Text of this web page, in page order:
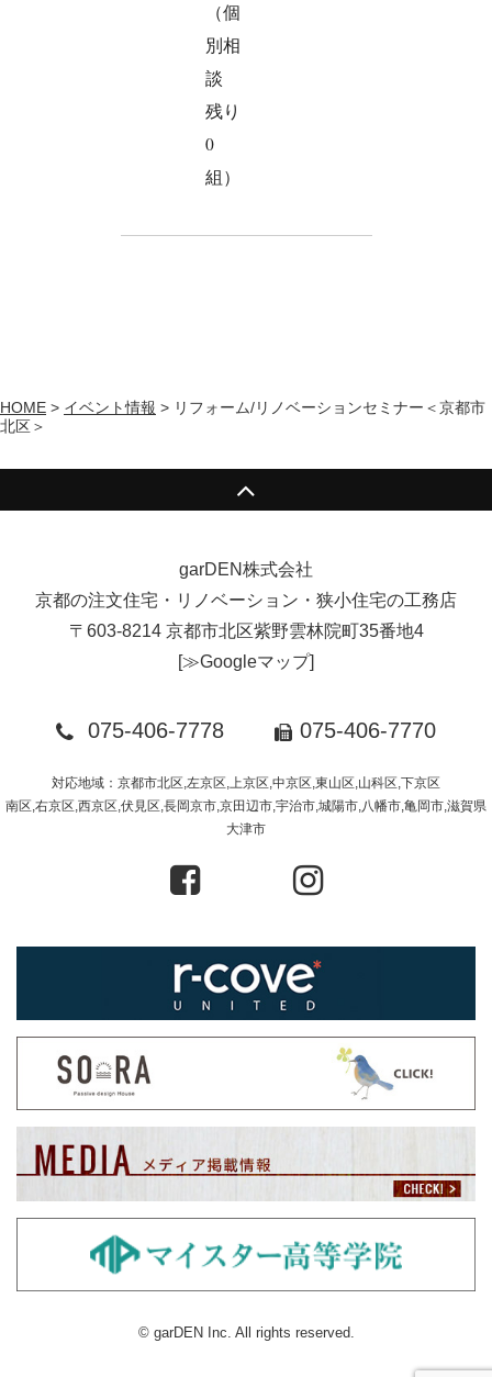
（個
別相
談
残り
0
組）
HOME > イベント情報 > リフォーム/リノベーションセミナー＜京都市
北区＞
garDEN株式会社
京都の注文住宅・リノベーション・狭小住宅の工務店
〒603-8214 京都市北区紫野雲林院町35番地4
[≫Googleマップ]
075-406-7778 075-406-7770
対応地域：京都市北区,左京区,上京区,中京区,東山区,山科区,下京区
南区,右京区,西京区,伏見区,長岡京市,京田辺市,宇治市,城陽市,八幡市,亀岡市,滋賀県
大津市
© garDEN Inc. All rights reserved.